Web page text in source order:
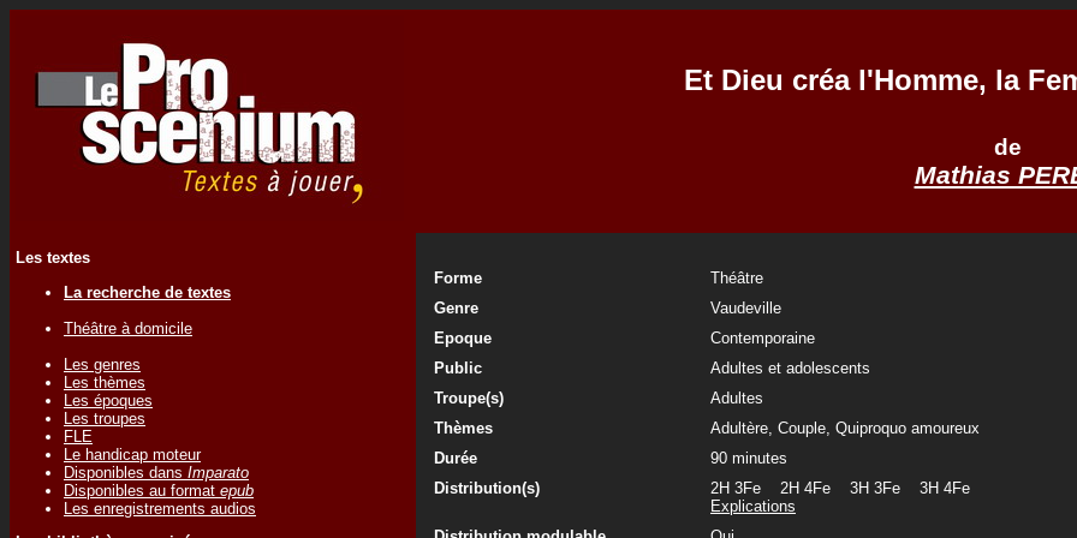
Et Dieu créa l'Homme, la
de
Mathias
Les textes
La recherche de textes
Théâtre à domicile
Les genres
Les thèmes
Les époques
Les troupes
FLE
Le handicap moteur
Disponibles dans Imparato
Disponibles au format epub
Les enregistrements audios
Forme
Théâtre
Genre
Vaudeville
Epoque
Contemporaine
Public
Adultes et adolescents
Troupe(s)
Adultes
Thèmes
Adultère, Couple, Quiproquo amoureux
Durée
90 minutes
Distribution(s)
2H 3Fe 2H 4Fe 3H 3Fe 3H 4Fe
Explications